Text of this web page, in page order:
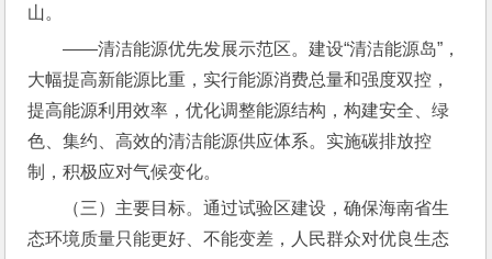
山。
――清洁能源优先发展示范区。建设“清洁能源岛”，
大幅提高新能源比重，实行能源消费总量和强度双控，
提高能源利用效率，优化调整能源结构，构建安全、绿
色、集约、高效的清洁能源供应体系。实施碳排放控
制，积极应对气候变化。
（三）主要目标。通过试验区建设，确保海南省生
态环境质量只能更好、不能变差，人民群众对优良生态